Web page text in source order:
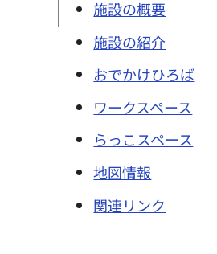
施設の概要
施設の紹介
おでかけひろば
ワークスペース
らっこスペース
地図情報
関連リンク